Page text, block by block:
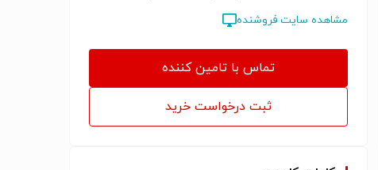
هواپیمایی ماهان
مشاهده سایت فروشنده
تماس با تامین کننده
ثبت درخواست خرید